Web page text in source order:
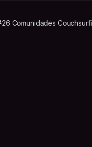
26 Comunidades